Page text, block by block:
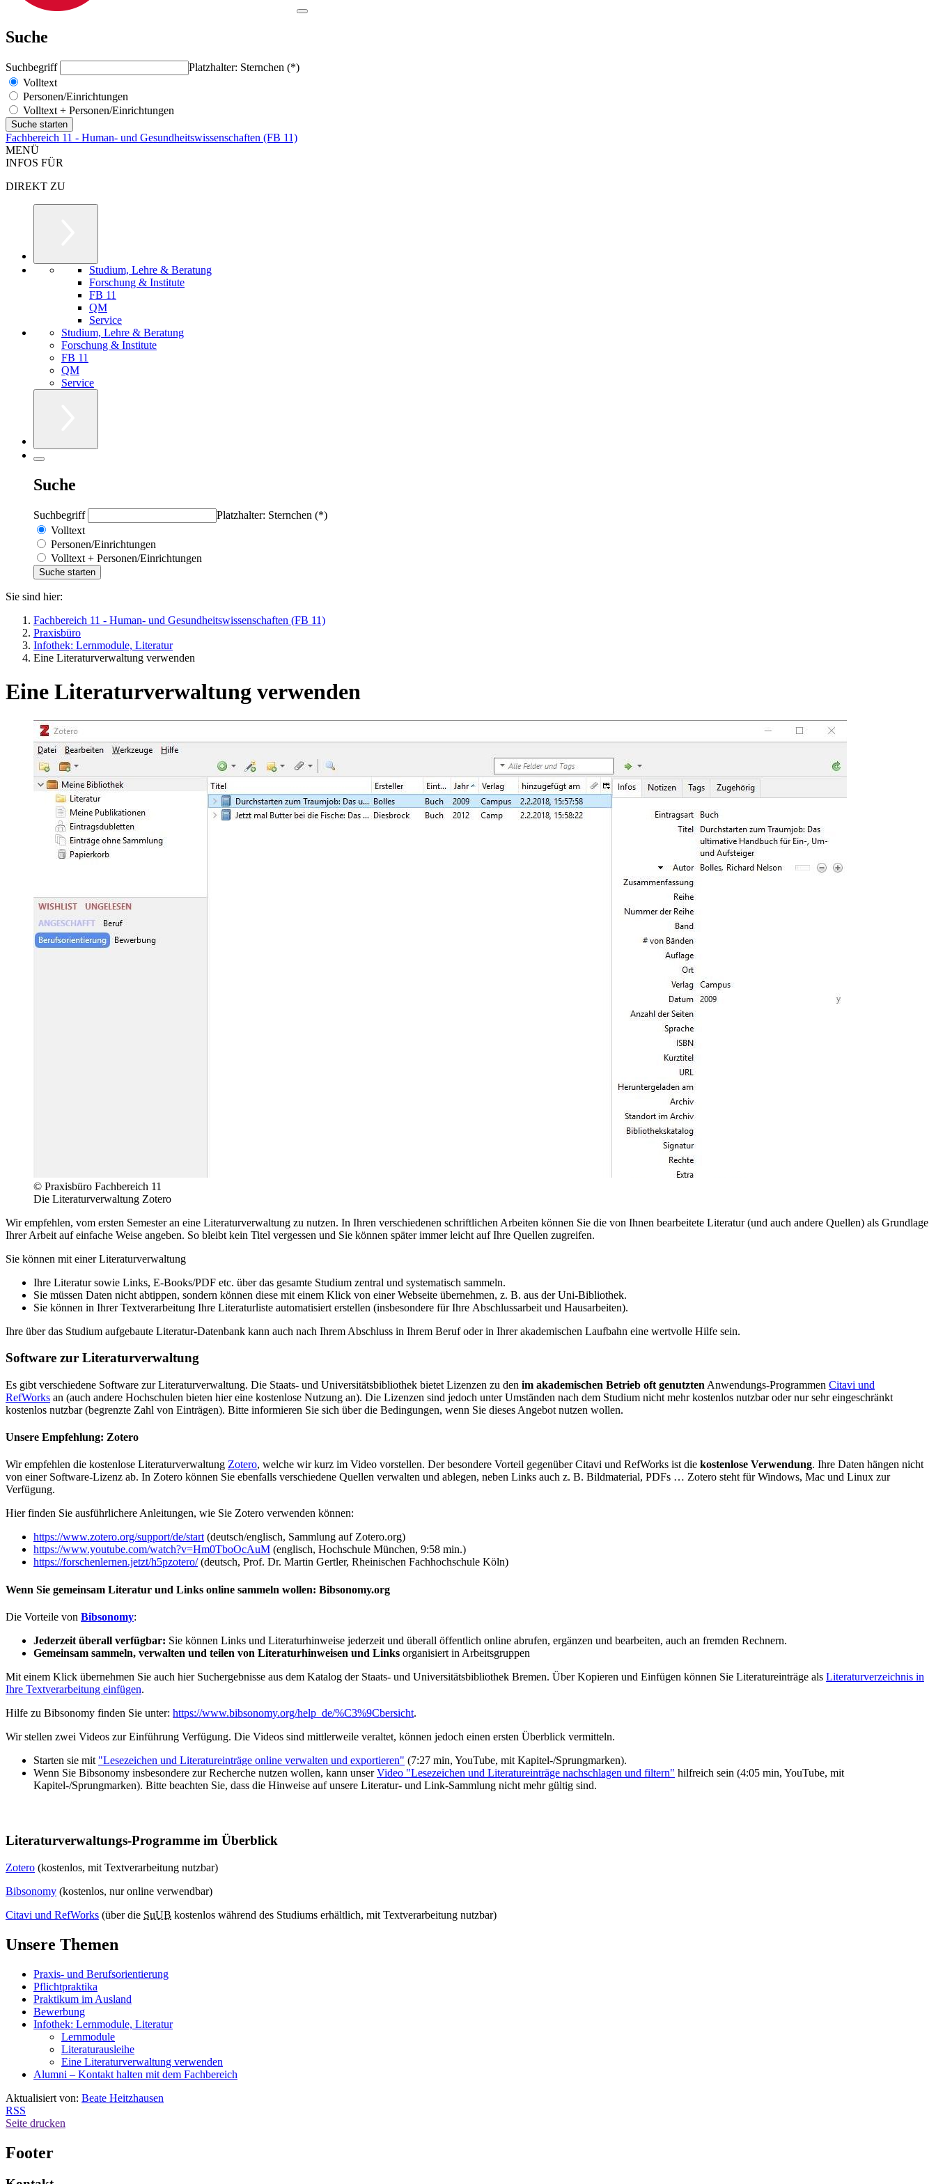
Suche
Suchbegriff
Platzhalter: Sternchen (*)
Volltext
Personen/Einrichtungen
Volltext + Personen/Einrichtungen
Fachbereich 11 - Human- und Gesundheitswissenschaften (FB 11)
MENÜ
INFOS FÜR
DIREKT ZU
Studium, Lehre & Beratung
Forschung & Institute
FB 11
QM
Service
Studium, Lehre & Beratung
Forschung & Institute
FB 11
QM
Service
Suche
Suchbegriff
Platzhalter: Sternchen (*)
Volltext
Personen/Einrichtungen
Volltext + Personen/Einrichtungen
Sie sind hier:
Fachbereich 11 - Human- und Gesundheitswissenschaften (FB 11)
Praxisbüro
Infothek: Lernmodule, Literatur
Eine Literaturverwaltung verwenden
Eine Literaturverwaltung verwenden
© Praxisbüro Fachbereich 11
Die Literaturverwaltung Zotero
Wir empfehlen, vom ersten Semester an eine Literaturverwaltung zu nutzen. In Ihren verschiedenen schriftlichen Arbeiten können Sie die von Ihnen bearbeitete Literatur (und auch andere Quellen) als Grundlage
Ihrer Arbeit auf einfache Weise angeben. So bleibt kein Titel vergessen und Sie können später immer leicht auf Ihre Quellen zugreifen.
Sie können mit einer Literaturverwaltung
Ihre Literatur sowie Links, E-Books/PDF etc. über das gesamte Studium zentral und systematisch sammeln.
Sie müssen Daten nicht abtippen, sondern können diese mit einem Klick von einer Webseite übernehmen, z. B. aus der Uni-Bibliothek.
Sie können in Ihrer Textverarbeitung Ihre Literaturliste automatisiert erstellen (insbesondere für Ihre Abschlussarbeit und Hausarbeiten).
Ihre über das Studium aufgebaute Literatur-Datenbank kann auch nach Ihrem Abschluss in Ihrem Beruf oder in Ihrer akademischen Laufbahn eine wertvolle Hilfe sein.
Software zur Literaturverwaltung
Es gibt verschiedene Software zur Literaturverwaltung. Die Staats- und Universitätsbibliothek bietet Lizenzen zu den im akademischen Betrieb oft genutzten Anwendungs-Programmen Citavi und
RefWorks an (auch andere Hochschulen bieten hier eine kostenlose Nutzung an). Die Lizenzen sind jedoch unter Umständen nach dem Studium nicht mehr kostenlos nutzbar oder nur sehr eingeschränkt
kostenlos nutzbar (begrenzte Zahl von Einträgen). Bitte informieren Sie sich über die Bedingungen, wenn Sie dieses Angebot nutzen wollen.
Unsere Empfehlung: Zotero
Wir empfehlen die kostenlose Literaturverwaltung Zotero, welche wir kurz im Video vorstellen. Der besondere Vorteil gegenüber Citavi und RefWorks ist die kostenlose Verwendung. Ihre Daten hängen nicht
von einer Software-Lizenz ab. In Zotero können Sie ebenfalls verschiedene Quellen verwalten und ablegen, neben Links auch z. B. Bildmaterial, PDFs … Zotero steht für Windows, Mac und Linux zur
Verfügung.
Hier finden Sie ausführlichere Anleitungen, wie Sie Zotero verwenden können:
https://www.zotero.org/support/de/start(deutsch/englisch, Sammlung auf Zotero.org)
https://www.youtube.com/watch?v=Hm0TboOcAuM (englisch, Hochschule München, 9:58 min.)
https://forschenlernen.jetzt/h5pzotero/(deutsch, Prof. Dr. Martin Gertler, Rheinischen Fachhochschule Köln)
Wenn Sie gemeinsam Literatur und Links online sammeln wollen: Bibsonomy.org
Die Vorteile von Bibsonomy:
Jederzeit überall verfügbar: Sie können Links und Literaturhinweise jederzeit und überall öffentlich online abrufen, ergänzen und bearbeiten, auch an fremden Rechnern.
Gemeinsam sammeln, verwalten und teilen von Literaturhinweisen und Links organisiert in Arbeitsgruppen
Mit einem Klick übernehmen Sie auch hier Suchergebnisse aus dem Katalog der Staats- und Universitätsbibliothek Bremen. Über Kopieren und Einfügen können Sie Literatureinträge als Literaturverzeichnis in
Ihre Textverarbeitung einfügen.
Hilfe zu Bibsonomy finden Sie unter: https://www.bibsonomy.org/help_de/%C3%9Cbersicht.
Wir stellen zwei Videos zur Einführung Verfügung. Die Videos sind mittlerweile veraltet, können jedoch einen ersten Überblick vermitteln.
Starten sie mit "Lesezeichen und Literatureinträge online verwalten und exportieren" (7:27 min, YouTube, mit Kapitel-/Sprungmarken).
Wenn Sie Bibsonomy insbesondere zur Recherche nutzen wollen, kann unserVideo "Lesezeichen und Literatureinträge nachschlagen und filtern" hilfreich sein (4:05 min, YouTube, mit
Kapitel-/Sprungmarken). Bitte beachten Sie, dass die Hinweise auf unsere Literatur- und Link-Sammlung nicht mehr gültig sind.
Literaturverwaltungs-Programme im Überblick
Zotero (kostenlos, mit Textverarbeitung nutzbar)
Bibsonomy (kostenlos, nur online verwendbar)
Citavi und RefWorks (über die SuUB kostenlos während des Studiums erhältlich, mit Textverarbeitung nutzbar)
Unsere Themen
Praxis- und Berufsorientierung
Pflichtpraktika
Praktikum im Ausland
Bewerbung
Infothek: Lernmodule, Literatur
Lernmodule
Literaturausleihe
Eine Literaturverwaltung verwenden
Alumni – Kontakt halten mit dem Fachbereich
Aktualisiert von: Beate Heitzhausen
RSS
Seite drucken
Footer